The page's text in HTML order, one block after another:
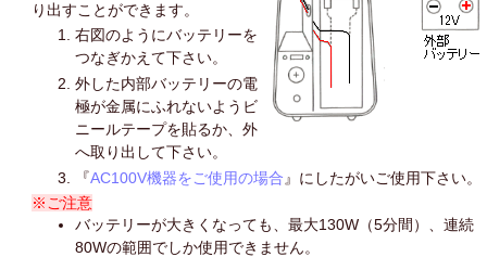
り出すことができます。
右図のようにバッテリーを
つなぎかえて下さい。
外した内部バッテリーの電
極が金属にふれないようビ
ニールテープを貼るか、外
へ取り出して下さい。
『AC100V機器をご使用の場合 』にしたがいご使用下さい。
※ご注意
バッテリーが大きくなっても、最大130W（5分間）、連続
80Wの範囲でしか使用できません。